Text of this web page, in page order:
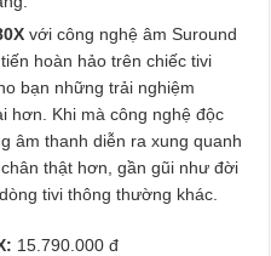
với công nghệ âm Suround
hoàn hảo trên chiếc tivi
bạn những trải nghiệm
hơn. Khi mà công nghệ độc
âm thanh diễn ra xung quanh
thật hơn, gần gũi như đời
tivi thông thường khác.
15.790.000 đ